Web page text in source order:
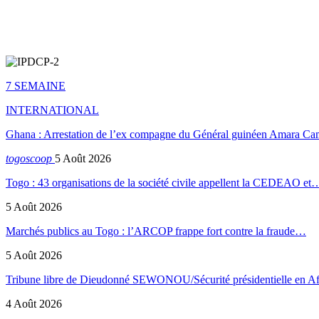
7 SEMAINE
INTERNATIONAL
Ghana : Arrestation de l’ex compagne du Général guinéen Amara
togoscoop 5 Août 2026
Togo : 43 organisations de la société civile appellent la CEDEAO
5 Août 2026
Marchés publics au Togo : l’ARCOP frappe fort contre la fraude…
5 Août 2026
Tribune libre de Dieudonné SEWONOU/Sécurité présidentielle en
4 Août 2026